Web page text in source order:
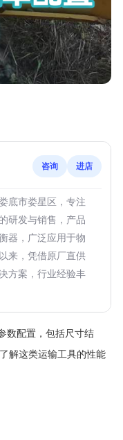
咨询 进店
底市娄星区，专注
研发与销售，产品
器，广泛应用于物
来，凭借原厂直供
方案，行业经验丰
数配置，包括尺寸结
解这类运输工具的性能